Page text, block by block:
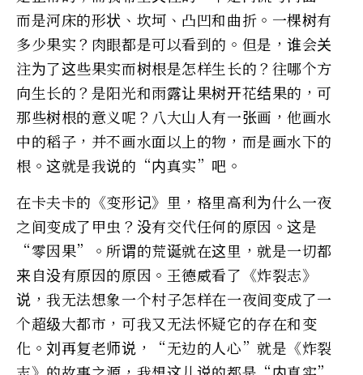
而是河床的形状、坎坷、凸凹和曲折。一棵树有
多少果实？肉眼都是可以看到的。但是，谁会关
注为了这些果实而树根是怎样生长的？往哪个方
向生长的？是阳光和雨露让果树开花结果的，可
那些树根的意义呢？八大山人有一张画，他画水
中的稻子，并不画水面以上的物，而是画水下的
根。这就是我说的“内真实”吧。
在卡夫卡的《变形记》里，格里高利为什么一夜
之间变成了甲虫？没有交代任何的原因。这是
“零因果”。所谓的荒诞就在这里，就是一切都
来自没有原因的原因。王德威看了《炸裂志》
说，我无法想象一个村子怎样在一夜间变成了一
个超级大都市，可我又无法怀疑它的存在和变
化。刘再复老师说，“无边的人心”就是《炸裂